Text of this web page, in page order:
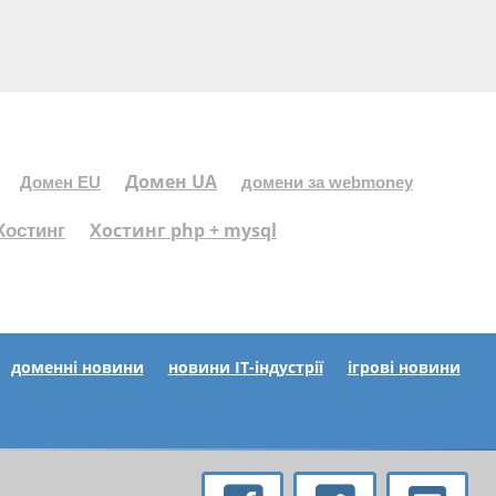
Домен EU Домен UA домени за webmoney
Хостинг php + mysql
доменні новини новини IT-індустрії ігрові новини